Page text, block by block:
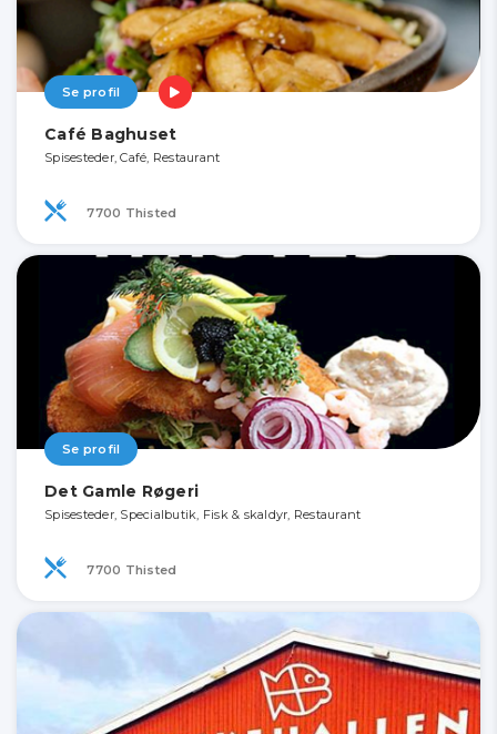
Se profil
Café Baghuset
Spisesteder, Café, Restaurant
7700 Thisted
Se profil
Det Gamle Røgeri
Spisesteder, Specialbutik, Fisk & skaldyr, Restaurant
7700 Thisted